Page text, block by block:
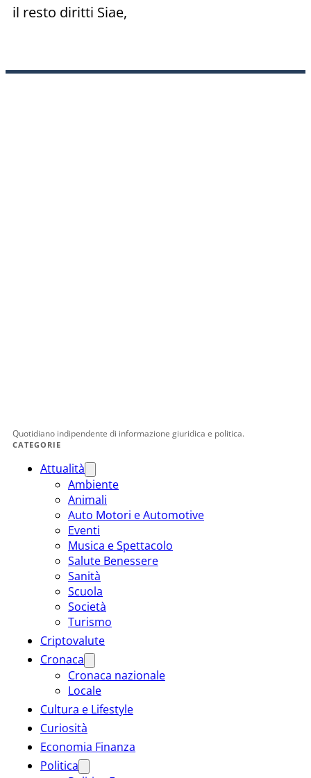
il resto diritti Siae,
Quotidiano indipendente di informazione giuridica e politica.
CATEGORIE
Attualità
Ambiente
Animali
Auto Motori e Automotive
Eventi
Musica e Spettacolo
Salute Benessere
Sanità
Scuola
Società
Turismo
Criptovalute
Cronaca
Cronaca nazionale
Locale
Cultura e Lifestyle
Curiosità
Economia Finanza
Politica